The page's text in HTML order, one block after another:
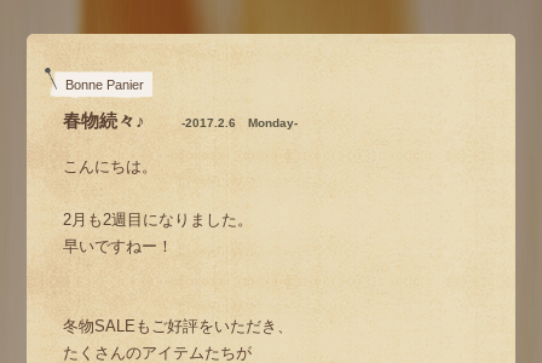
Bonne Panier
春物続々♪ -2017.2.6 Monday-
こんにちは。
2月も2週目になりました。
早いですねー！
冬物SALEもご好評をいただき、
たくさんのアイテムたちが